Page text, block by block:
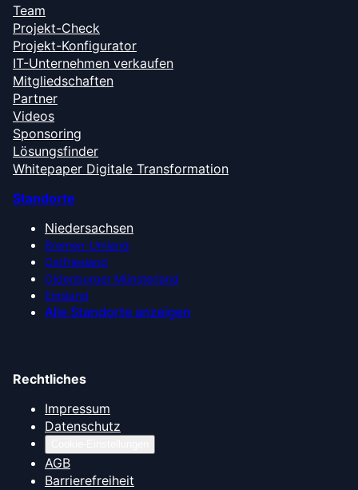
Team
Projekt-Check
Projekt-Konfigurator
IT-Unternehmen verkaufen
Mitgliedschaften
Partner
Videos
Sponsoring
Lösungsfinder
Whitepaper Digitale Transformation
Standorte
Niedersachsen
Bremen-Umland
Ostfriesland
Oldenburger Münsterland
Emsland
Alle Standorte anzeigen
Rechtliches
Impressum
Datenschutz
AGB
Barrierefreiheit